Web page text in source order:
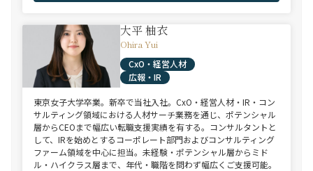
大平 柚衣
Ohira Yui
CxO・経営人材
広報・IR
東京女子大学卒業。新卒で当社入社。CxO・経営人材・IR・コン
サルティング領域における人材サーチ業務を通じ、ポテンシャル
層からCEOまで幅広い転職支援実績を有する。コンサルタントと
して、IRを始めとするコーポレート部門およびコンサルティング
ファーム領域を中心に担当。未経験・ポテンシャル層からミド
ル・ハイクラス層まで、年代・職階を問わず幅広くご支援可能。